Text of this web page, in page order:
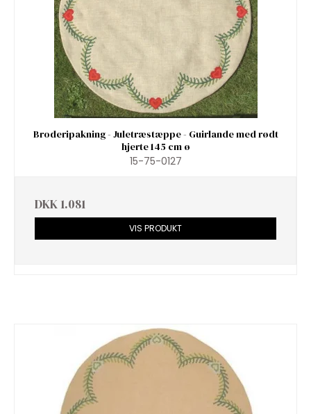
Broderipakning - Juletræstæppe - Guirlande med rødt
hjerte 145 cm ø
15-75-0127
DKK 1.081
VIS PRODUKT